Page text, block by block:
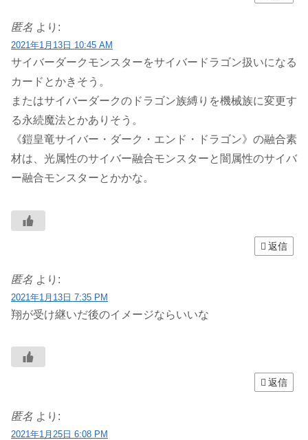
匿名 より:
2021年1月13日 10:45 AM
サイバーダークモンスターをサイバードラゴン扱いになる
カードとかきそう。
またはサイバーダークのドラゴン族縛りを機械族に変更す
る永続魔法とかありそう。
《鎧皇竜サイバー・ダーク・エンド・ドラゴン》の融合素
材は、光属性のサイバー融合モンスターと闇属性のサイバ
ー融合モンスターとかかな。
返信
匿名 より:
2021年1月13日 7:35 PM
翔が受け継いだ後のイメージならいいな
返信
匿名 より:
2021年1月25日 6:08 PM